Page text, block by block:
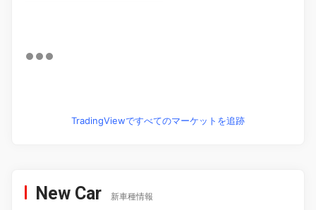
TradingViewですべてのマーケットを追跡
New Car 新車種情報